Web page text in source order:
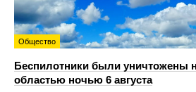
Общество
Беспилотники были уничтожены
областью ночью 6 августа